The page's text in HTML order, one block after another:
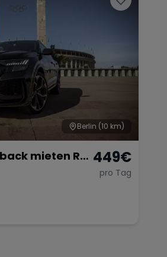
Berlin (10 km)
mieten RS 449€
pro Tag